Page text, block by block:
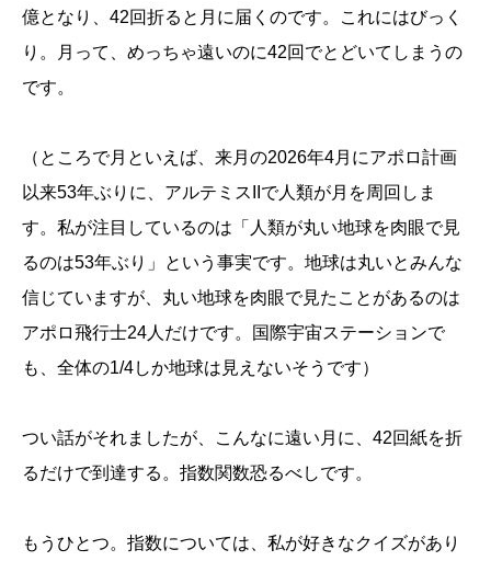
億となり、42回折ると月に届くのです。これにはびっく
り。月って、めっちゃ遠いのに42回でとどいてしまうの
です。
（ところで月といえば、来月の2026年4月にアポロ計画
以来53年ぶりに、アルテミスIIで人類が月を周回しま
す。私が注目しているのは「人類が丸い地球を肉眼で見
るのは53年ぶり」という事実です。地球は丸いとみんな
信じていますが、丸い地球を肉眼で見たことがあるのは
アポロ飛行士24人だけです。国際宇宙ステーションで
も、全体の1/4しか地球は見えないそうです）
つい話がそれましたが、こんなに遠い月に、42回紙を折
るだけで到達する。指数関数恐るべしです。
もうひとつ。指数については、私が好きなクイズがあり